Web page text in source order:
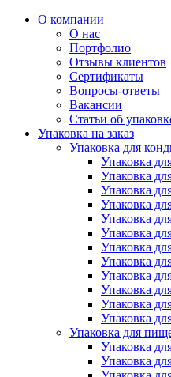
О компании
О нас
Портфолио
Отзывы клиентов
Сертификаты
Вопросы-ответы
Вакансии
Статьи об
Упаковка на заказ
Упаковка для
Упаковка
Упаковка
Упаковка
Упаковка
Упаковка
Упаковка
Упаковка
Упаковка
Упаковка
Упаковка
Упаковка
Упаковка
Упаковка для
Упаковка
Упаковка